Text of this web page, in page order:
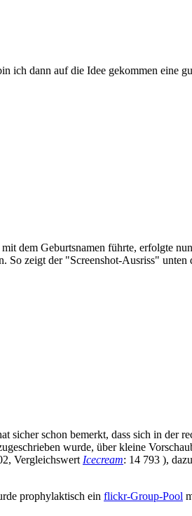
ich dann auf die Idee gekommen eine
dem Geburtsnamen führte, erfolgte
So zeigt der "Screenshot-Ausriss"
sicher schon bemerkt, dass sich in
wurde, über kleine
Vergleichswert Icecream: 14 793 ),
prophylaktisch ein flickr-Group-Pool